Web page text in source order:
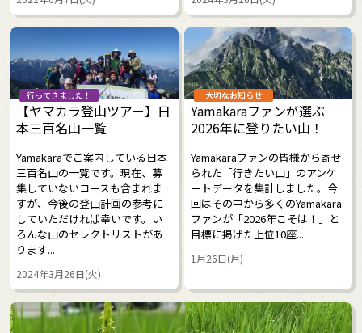
行ってきました！
【ヤマカラ登山ツアー】日
本三百名山一覧
Yamakaraでご案内している日本
三百名山の一覧です。現在、募
集していないコースも含まれま
すが、今後の登山計画の参考に
していただければ幸いです。い
ろんな山のセレクトリストがあ
ります...
2024年3月26日(火)
大切なお知らせ
Yamakaraファンが選ぶ
2026年に登りたい山！
Yamakaraファンの皆様から寄せ
られた「行きたい山」のアンケ
ートデータを集計しました。今
回はその中から多くのYamakara
ファンが「2026年こそは！」と
目標に掲げた上位10座...
1月26日(月)